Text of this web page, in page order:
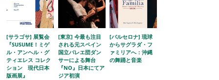
[サラゴサ] 展覧会
『SUSUME！ミゲ
ル・アンヘル・グ
ティエレス コレク
ション 現代日本
版画展』
[東京] 今最も注目
される元スペイン
国立バレエ団ダン
サーによる舞台
『NO』日本にてア
ジア初演
[バルセロナ] 琉球
からサグラダ・フ
ァミリアへ：沖縄
の舞踊と音楽